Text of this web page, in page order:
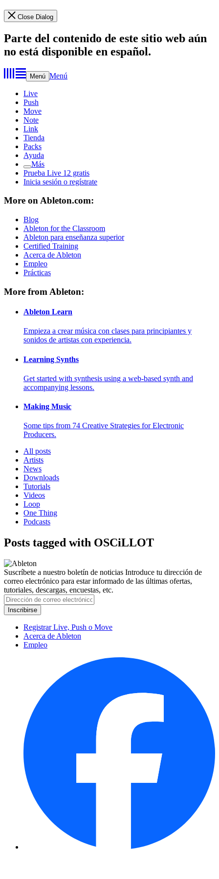
Close Dialog
Parte del contenido de este sitio web aún
no está disponible en español.
Menú Menú
Live
Push
Move
Note
Link
Tienda
Packs
Ayuda
Más
Prueba Live 12 gratis
Inicia sesión o regístrate
More on Ableton.com:
Blog
Ableton for the Classroom
Ableton para enseñanza superior
Certified Training
Acerca de Ableton
Empleo
Prácticas
More from Ableton:
Ableton Learn
Empieza a crear música con clases para principiantes y
sonidos de artistas con experiencia.
Learning Synths
Get started with synthesis using a web-based synth and
accompanying lessons.
Making Music
Some tips from 74 Creative Strategies for Electronic
Producers.
All posts
Artists
News
Downloads
Tutorials
Videos
Loop
One Thing
Podcasts
Posts tagged with OSCiLLOT
Suscríbete a nuestro boletín de noticias Introduce tu dirección de
correo electrónico para estar informado de las últimas ofertas,
tutoriales, descargas, encuestas, etc.
Registrar Live, Push o Move
Acerca de Ableton
Empleo